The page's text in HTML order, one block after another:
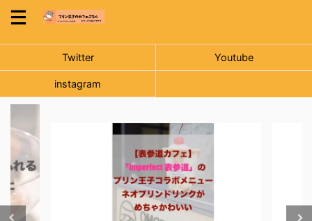
Twitter Youtube
instagram